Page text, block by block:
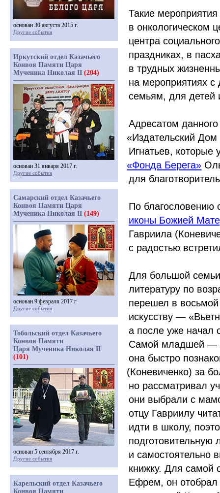
Такие
в онкологическом
центра
праздниках, в
в трудных
на мероприятиях
семьям, для детей
Адресатом
«Издательский Дом
Игнатьев, которые
«Фонда Берега»
для
По благословению
иконы Божией
Гавриила
с радостью
Для большой
литературу по
перешел в
искусству —
а после уже начал
Самой младшей —
она быстро
(Коневиченко) за
но рассматривал
они выбрали с
отцу Гавриилу
идти в школу,
подготовительную
и самостоятельно
книжку. Для самой
Ефрем, он отобрал
основан 30 августа 2015 г.
Другие события
Иркутский отдел Казачьего
Конвоя Памяти Царя
Мученика Николая II (204)
основан 31 января 2017 г.
Другие события
Самарский отдел Казачьего
Конвоя Памяти Царя
Мученика Николая II (149)
основан 9 февраля 2017 г.
Другие события
Тобольский отдел Казачьего
Конвоя Памяти
Царя Мученика Николая II
(101)
основан 5 сентября 2017 г.
Другие события
Карельский отдел Казачьего
Конвоя Памяти